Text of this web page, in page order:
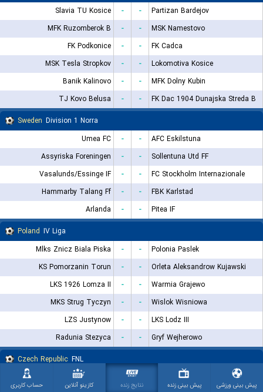
Slavia TU Kosice
- -
Partizan Bardejov
MFK Ruzomberok B
- -
MSK Namestovo
FK Podkonice
- -
FK Cadca
MSK Tesla Stropkov
- -
Lokomotiva Kosice
Banik Kalinovo
- -
MFK Dolny Kubin
TJ Kovo Belusa
- -
FK Dac 1904 Dunajska Streda B
Sweden Division 1 Norra
Umea FC
- -
AFC Eskilstuna
Assyriska Foreningen
- -
Sollentuna Utd FF
Vasalunds/Essinge IF
- -
FC Stockholm Internazionale
Hammarby Talang Ff
- -
FBK Karlstad
Arlanda
- -
Pitea IF
Poland IV Liga
Mlks Znicz Biala Piska
- -
Polonia Paslek
KS Pomorzanin Torun
- -
Orleta Aleksandrow Kujawski
LKS 1926 Lomza II
- -
Warmia Grajewo
MKS Strug Tyczyn
- -
Wislok Wisniowa
LZS Justynow
- -
LKS Lodz III
Radunia Stezyca
- -
Gryf Wejherowo
Czech Republic FNL
Banik Ostrava B
FC Silon Taborsko
پیش بینی ورزشی پیش بینی زنده نتایج زنده کازینو آنلاین حساب کاربری